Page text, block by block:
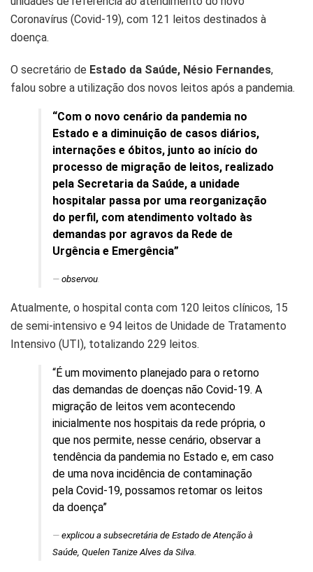
Coronavírus (Covid-19), com 121 leitos destinados à
doença.
O secretário de Estado da Saúde, Nésio Fernandes,
falou sobre a utilização dos novos leitos após a pandemia.
“Com o novo cenário da pandemia no
Estado e a diminuição de casos diários,
internações e óbitos, junto ao início do
processo de migração de leitos, realizado
pela Secretaria da Saúde, a unidade
hospitalar passa por uma reorganização
do perfil, com atendimento voltado às
demandas por agravos da Rede de
Urgência e Emergência”
observou.
Atualmente, o hospital conta com 120 leitos clínicos, 15
de semi-intensivo e 94 leitos de Unidade de Tratamento
Intensivo (UTI), totalizando 229 leitos.
“É um movimento planejado para o retorno
das demandas de doenças não Covid-19. A
migração de leitos vem acontecendo
inicialmente nos hospitais da rede própria, o
que nos permite, nesse cenário, observar a
tendência da pandemia no Estado e, em caso
de uma nova incidência de contaminação
pela Covid-19, possamos retomar os leitos
da doença”
explicou a subsecretária de Estado de Atenção à
Saúde, Quelen Tanize Alves da Silva.